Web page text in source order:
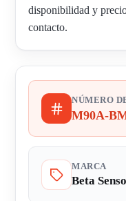
disponibilidad y
contacto.
NÚMERO
M90A-
MARCA
Beta